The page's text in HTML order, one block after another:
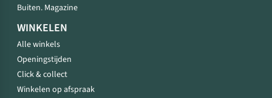
Buiten. Magazine
WINKELEN
Alle winkels
Openingstijden
Click & collect
Winkelen op afspraak